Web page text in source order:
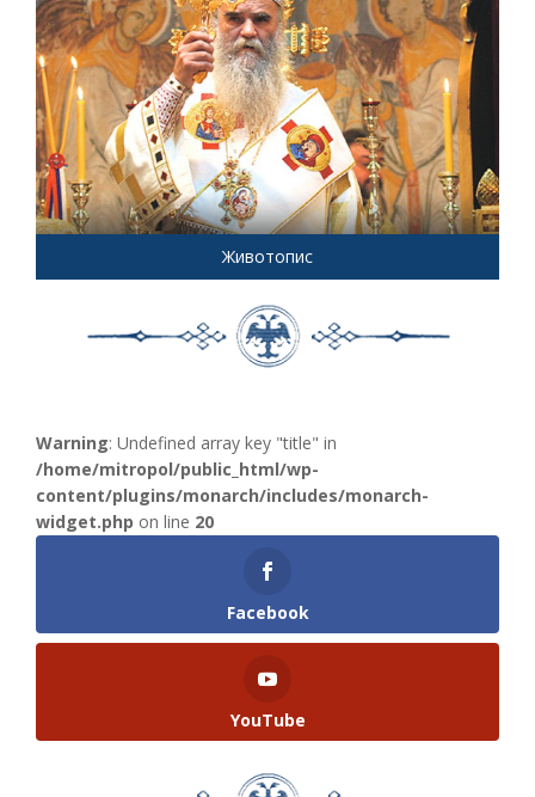
Животопис
Warning: Undefined array key "title" in
/home/mitropol/public_html/wp-
content/plugins/monarch/includes/monarch-
widget.php on line 20
Facebook
YouTube